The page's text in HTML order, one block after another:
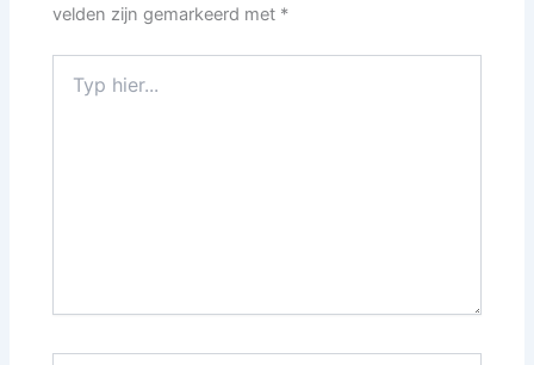
velden zijn gemarkeerd met *
hier...